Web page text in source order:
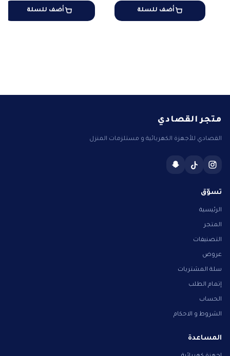
أضف للسلة أضف للسلة
متجر القصادي
القصادي للأجهزة الكهربائية و مستلزمات المنزل
تسوّق
الرئيسية
المتجر
التصنيفات
عروض
سلة المشتريات
إتمام الطلب
الحساب
الشروط و الاحكام
المساعدة